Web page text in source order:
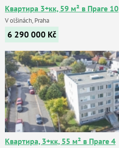
Квартира 3+кк, 59 м² в Праге 10
V olšinách, Praha
6 290 000 Kč
Квартира, 3+кк, 55 м² в Праге 4